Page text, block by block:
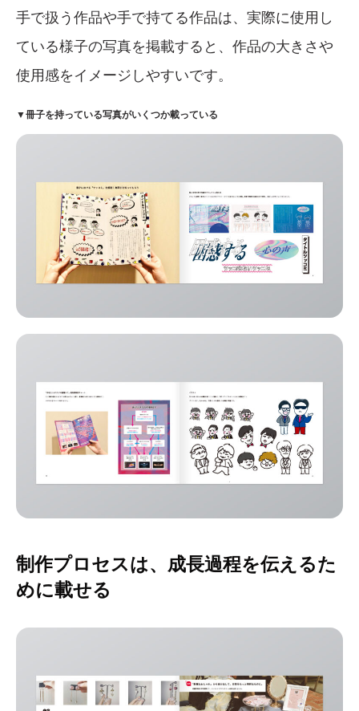
手で扱う作品や手で持てる作品は、実際に使用し
ている様子の写真を掲載すると、作品の大きさや
使用感をイメージしやすいです。
▼冊子を持っている写真がいくつか載っている
制作プロセスは、成長過程を伝えるた
めに載せる